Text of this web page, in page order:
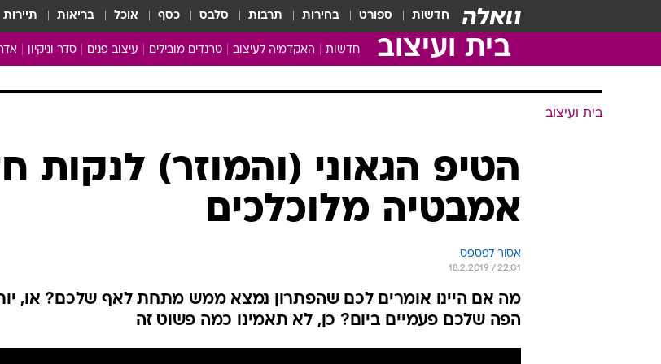
חדשות ספורט בחירות תרבות סלבס כסף אוכל בריאות תיירות
בית ועיצוב חדשות האקדמיה לעיצוב טרנדים מובילים עיצוב פנים סדר וניקיון
מדריך הניקיון
בית ועיצוב
הטיפ הגאוני (והמוזר) לנקות
אמבטיה מלוכלכים
אסור לפספס
18.2.2019 / 22:01
מה אם היינו אומרים לכם שהפתרון נמצא ממש מתחת לאף שלכם? או,
הפה שלכם פעמיים ביום? כן, לא תאמינו כמה פשוט זה